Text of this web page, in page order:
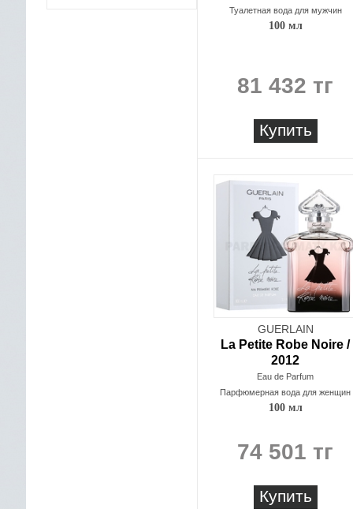
Туалетная вода для мужчин
100 мл
81 432 тг
Купить
GUERLAIN
La Petite Robe Noire /
2012
Eau de Parfum
Парфюмерная вода для женщин
100 мл
74 501 тг
Купить